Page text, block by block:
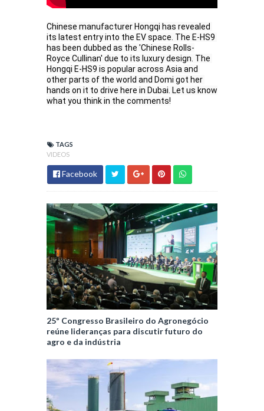
Chinese manufacturer Hongqi has revealed
its latest entry into the EV space. The E-HS9
has been dubbed as the 'Chinese Rolls-
Royce Cullinan' due to its luxury design. The
Hongqi E-HS9 is popular across Asia and
other parts of the world and Domi got her
hands on it to drive here in Dubai. Let us know
what you think in the comments!
TAGS
VIDEOS
Facebook
25º Congresso Brasileiro do Agronegócio
reúne lideranças para discutir futuro do
agro e da indústria